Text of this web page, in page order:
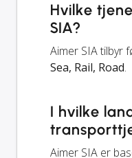
Hvilke
SIA?
Aimer SIA tilbyr
Sea, Rail, Road.
I hvilke
Aimer SIA er